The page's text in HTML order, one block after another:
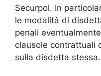
Securpol. In
le modalità di
penali
clausole contrattuali
sulla disdetta stessa.